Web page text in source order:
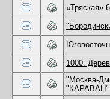
«Тряская»
1000.
"Москва-
"КАРАВАН"